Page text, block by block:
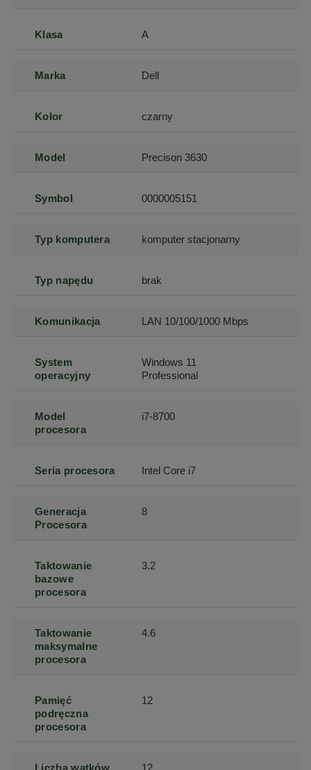
Klasa A
Marka Dell
Kolor czarny
Model Precison 3630
Symbol 0000005151
Typ komputera komputer stacjonarny
Typ napędu brak
Komunikacja LAN 10/100/1000 Mbps
System
operacyjny
Windows 11
Professional
Model
procesora
i7-8700
Seria procesora Intel Core i7
Generacja
Procesora
8
Taktowanie
bazowe
procesora
3.2
Taktowanie
maksymalne
procesora
4.6
Pamięć
podręczna
procesora
12
Liczba wątków 12